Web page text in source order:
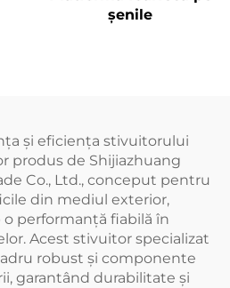
șenile
și eficiența stivuitorului
produs de Shijiazhuang
Co., Ltd., conceput pentru
din mediul exterior,
performanță fiabilă în
Acest stivuitor specializat
robust și componente
garantând durabilitate și